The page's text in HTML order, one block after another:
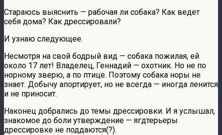
Стараюсь выяснить — рабочая ли собака? Как ведет
себя дома? Как дрессировали?
И узнаю следующее.
Несмотря на свой бодрый вид — собака пожилая, ей
около 17 лет! Владелец, Геннадий — охотник. Но не по
норному зверю, а по птице. Поэтому собака норы не
знает. Добычу апортирует, но не всегда — иногда ленится
и не приносит.
Наконец добрались до темы дрессировки. И я услышал,
знакомое до боли утверждение — ягдтерьеры
дрессировке не поддаются(?).